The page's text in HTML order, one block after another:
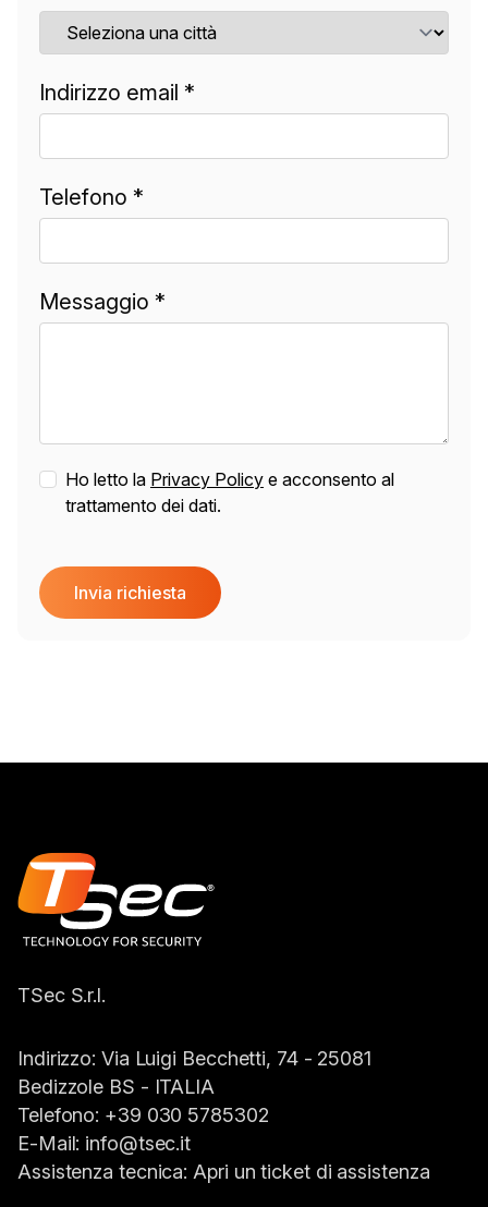
Indirizzo email *
Telefono *
Messaggio *
Ho letto la Privacy Policy e acconsento al
trattamento dei dati.
Invia richiesta
TSec S.r.l.
Indirizzo: Via Luigi Becchetti, 74 - 25081
Bedizzole BS - ITALIA
Telefono: +39 030 5785302
E-Mail: info@tsec.it
Assistenza tecnica:Apri un ticket di assistenza